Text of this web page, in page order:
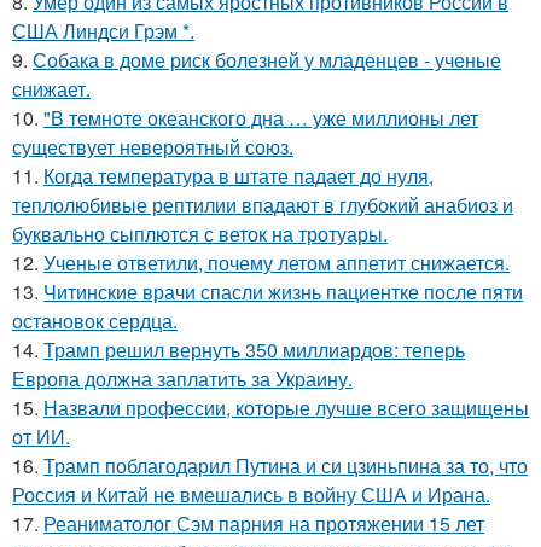
США Линдси Грэм *.
9. Собака в доме риск болезней у младенцев - ученые
снижает.
10. "В темноте океанского дна … уже миллионы лет
существует невероятный союз.
11. Когда температура в штате падает до нуля,
теплолюбивые рептилии впадают в глубокий анабиоз и
буквально сыплются с веток на тротуары.
12. Ученые ответили, почему летом аппетит снижается.
13. Читинские врачи спасли жизнь пациентке после пяти
остановок сердца.
14. Трамп решил вернуть 350 миллиардов: теперь
Европа должна заплатить за Украину.
15. Назвали профессии, которые лучше всего защищены
от ИИ.
16. Трамп поблагодарил Путина и си цзиньпина за то, что
Россия и Китай не вмешались в войну США и Ирана.
17. Реаниматолог Сэм парния на протяжении 15 лет